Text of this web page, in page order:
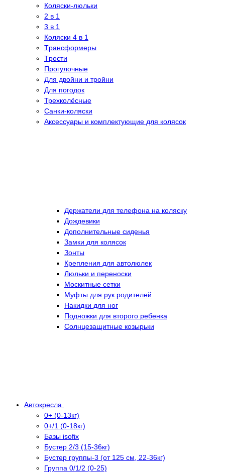
Коляски-люльки
2 в 1
3 в 1
Коляски 4 в 1
Tрансформеры
Tрости
Прогулочные
Для двойни и тройни
Для погодок
Трехколёсные
Санки-коляски
Аксессуары и комплектующие для колясок
Держатели для телефона на коляску
Дождевики
Дополнительные сиденья
Замки для колясок
Зонты
Крепления для автолюлек
Люльки и переноски
Москитные сетки
Муфты для рук родителей
Накидки для ног
Подножки для второго ребенка
Солнцезащитные козырьки
Автокресла
0+ (0-13кг)
0+/1 (0-18кг)
Базы isofix
Бустер 2/3 (15-36кг)
Бустер группы-3 (от 125 см, 22-36кг)
Группа 0/1/2 (0-25)